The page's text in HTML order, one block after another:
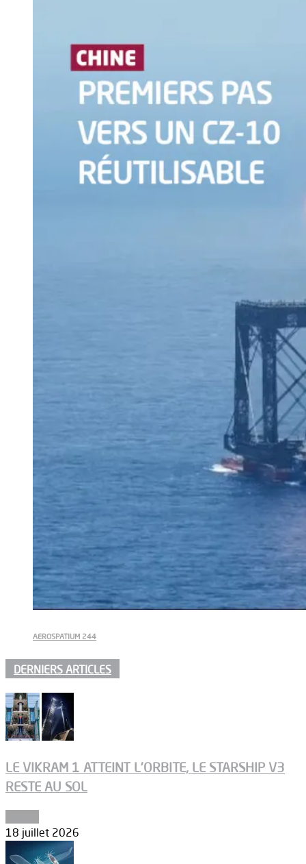
AEROSPATIUM 244
DERNIERS ARTICLES
LE VIKRAM 1 ATTEINT L’ORBITE, LE STARSHIP V3
RESTE AU SOL
18 juillet 2026